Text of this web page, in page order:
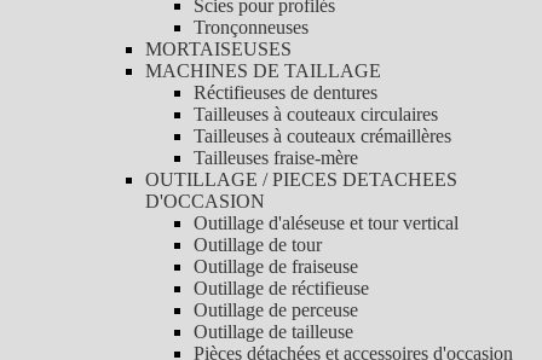
Scies pour profilés
Tronçonneuses
MORTAISEUSES
MACHINES DE TAILLAGE
Réctifieuses de dentures
Tailleuses à couteaux circulaires
Tailleuses à couteaux crémaillères
Tailleuses fraise-mère
OUTILLAGE / PIECES DETACHEES
D'OCCASION
Outillage d'aléseuse et tour vertical
Outillage de tour
Outillage de fraiseuse
Outillage de réctifieuse
Outillage de perceuse
Outillage de tailleuse
Pièces détachées et accessoires d'occasion